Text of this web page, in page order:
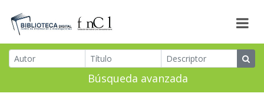
Búsqueda avanzada